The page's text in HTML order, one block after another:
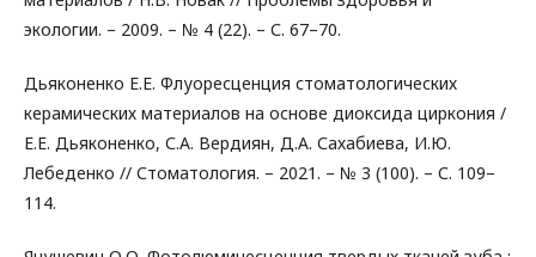
экологии. – 2009. – № 4 (22). – С. 67–70.
Дьяконенко Е.Е. Флуоресценция стоматологических
керамических материалов на основе диоксида циркония /
Е.Е. Дьяконенко, С.А. Вердиян, Д.А. Сахабиева, И.Ю.
Лебеденко // Стоматология. – 2021. – № 3 (100). – С. 109–
114.